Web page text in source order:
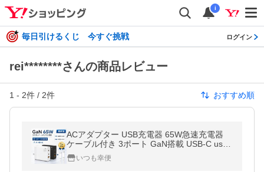
i
毎日引けるくじ 今すぐ挑戦 ログイン
rei********さんの商品レビュー
1 - 2件 / 2件 おすすめ順
ACアダプター USB充電器 65W急速充電器
ケーブル付き 3ポート GaN搭載 USB-C usb
コンセント タイプc iPhone Android ノート
パソコン スマホ
いつも幸便